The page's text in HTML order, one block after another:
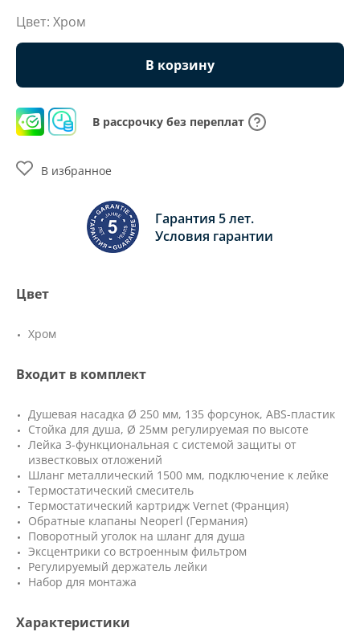
Цвет: Хром
В корзину
В рассрочку без переплат
Гарантия 5 лет.
Условия гарантии
В избранное
Цвет
Хром
Входит в комплект
Душевая насадка Ø 250 мм, 135 форсунок, ABS-пластик
Стойка для душа, Ø 25мм регулируемая по высоте
Лейка 3-функциональная с системой защиты от
известковых отложений
Шланг металлический 1500 мм, подключение к лейке
Термостатический смеситель
Термостатический картридж Vernet (Франция)
Обратные клапаны Neoperl (Германия)
Поворотный уголок на шланг для душа
Эксцентрики со встроенным фильтром
Регулируемый держатель лейки
Набор для монтажа
Характеристики